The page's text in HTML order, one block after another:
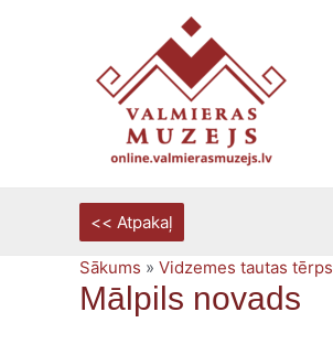
Sākums » Vidzemes tautas tērps
Mālpils novads